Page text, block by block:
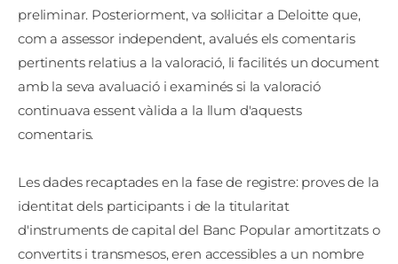
preliminar. Posteriorment, va sol·licitar a Deloitte que,
com a assessor independent, avalués els comentaris
pertinents relatius a la valoració, li facilités un document
amb la seva avaluació i examinés si la valoració
continuava essent vàlida a la llum d'aquests
comentaris.
Les dades recaptades en la fase de registre: proves de la
identitat dels participants i de la titularitat
d'instruments de capital del Banc Popular amortitzats o
convertits i transmesos, eren accessibles a un nombre